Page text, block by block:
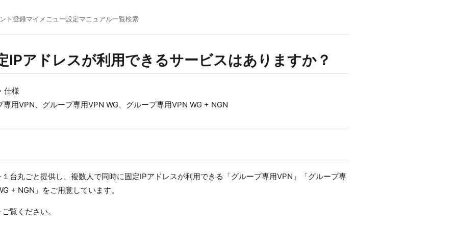
ト登録マイメニュー設定マニュアル一覧検索
IPアドレスが利用できるサービスはありますか？
仕様
用VPN、グループ専用VPN WG、グループ専用VPN WG + NGN
台丸ごと提供し、複数人で同時に固定IPアドレスが利用できる「グループ専用VPN」「グループ専
+ NGN」をご用意しています。
覧ください。